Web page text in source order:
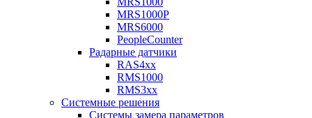
MRS1000P
MRS6000
PeopleCounter
Радарные датчики
RAS4xx
RMS1000
RMS3xx
Системные решения
Системы замера параметров